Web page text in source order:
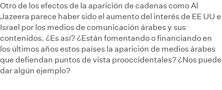
Otro de los efectos de la aparición de cadenas como Al
Jazeera parece haber sido el aumento del interés de EE UU e
Israel por los medios de comunicación árabes y sus
contenidos. ¿Es así? ¿Están fomentando o financiando en
los últimos años estos países la aparición de medios árabes
que defiendan puntos de vista prooccidentales? ¿Nos puede
dar algún ejemplo?